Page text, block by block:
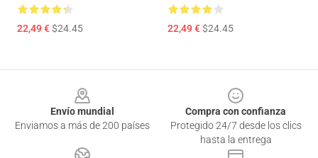
22,49 €$24.45 22,49 €$24.45
Envío mundial
Enviamos a más de 200 países
Compra con confianza
Protegido 24/7 desde los clics
hasta la entrega